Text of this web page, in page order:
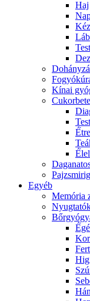
Haj
Kéz
Láb
Test
Kínai
Egyéb
Memória